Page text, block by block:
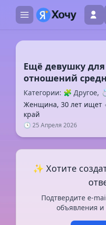
Ещё девушку
Категории: 🧩 Другое,
Женщина, 30 лет ищет
край
🕓 25 Апреля 2026
✨ Хотите
Подтвердите e-
объявления и